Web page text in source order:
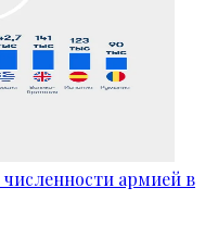
армией в